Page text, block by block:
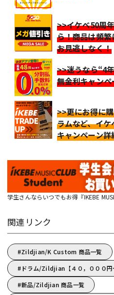
>>イケベ50周
ら！商品は頻
お見逃しなく！
>>迷うなら“4
無金利キャンペ
>>更にお得に
ラムなど、イ
キャンペーン
学生さんならいつでもお得『IKEBE
関連リンク
Zildjian/K Custom 商品一覧
ドラム/Zildjian【４０，０００円
新品/Zildjian 商品一覧